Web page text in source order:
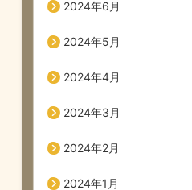
2024年6月
2024年5月
2024年4月
2024年3月
2024年2月
2024年1月